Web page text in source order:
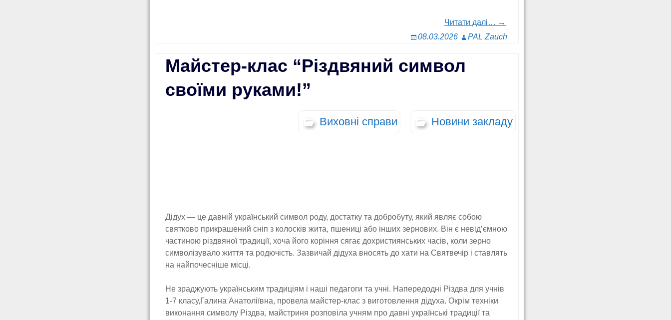
Читати далі… →
08.03.2026
PAL Zauch
Майстер-клас “Різдвяний символ
своїми руками!”
Виховні справи Новини закладу
Дідух — це давній український символ роду, достатку та добробуту, який являє собою
святково прикрашений сніп з колосків жита, пшениці або інших зернових. Він є невід’ємною
частиною різдвяної традиції, хоча його коріння сягає дохристиянських часів, коли зерно
символізувало життя та родючість. Зазвичай дідуха вносять до хати на Святвечір і ставлять
на найпочесніше місці.
Не зраджують українським традиціям і наші педагоги та учні. Напередодні Різдва для учнів
1-7 класу,Галина Анатоліївна, провела майстер-клас з виготовлення дідуха. Окрім техніки
виконання символу Різдва, майстриня розповіла учням про давні українські традиції та